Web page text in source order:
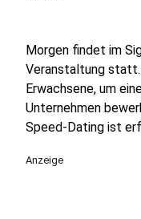
Morgen findet im
Veranstaltung statt.
Erwachsene, um
Unternehmen
Speed-Dating ist
Anzeige